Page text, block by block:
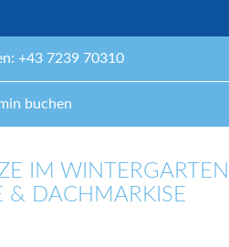
+43 7239 70310
buchen
IM WINTERGARTEN
& DACHMARKISE